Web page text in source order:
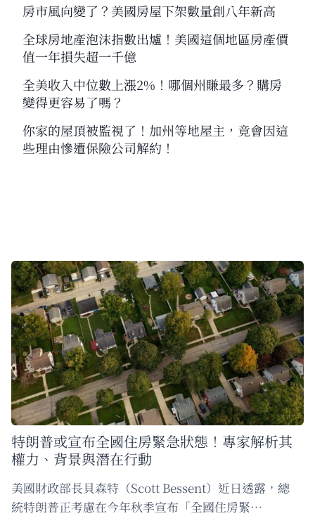
房市風向變了？美國房屋下架數量創八年新高
全球房地產泡沫指數出爐！美國這個地區房產價
值一年損失超一千億
全美收入中位數上漲2%！哪個州賺最多？購房
變得更容易了嗎？
你家的屋頂被監視了！加州等地屋主，竟會因這
些理由慘遭保險公司解約！
特朗普或宣布全國住房緊急狀態！專家解析其
權力、背景與潛在行動
美國財政部長貝森特（Scott Bessent）近日透露，總
統特朗普正考慮在今年秋季宣布「全國住房緊…